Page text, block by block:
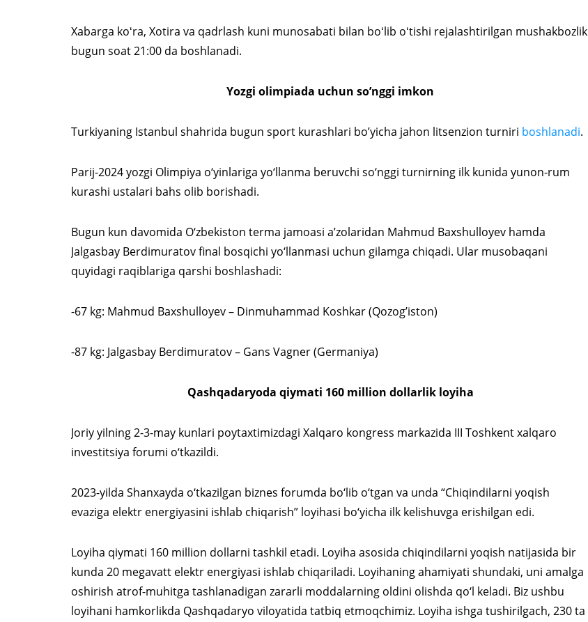
Xabarga koʻra, Xotira va qadrlash kuni munosabati bilan boʻlib oʻtishi rejalashtirilgan mushakbozlik
bugun soat 21:00 da boshlanadi.
Yozgi olimpiada uchun so’nggi imkon
Turkiyaning Istanbul shahrida bugun sport kurashlari bo’yicha jahon litsenzion turniri boshlanadi.
Parij-2024 yozgi Olimpiya o‘yinlariga yo‘llanma beruvchi so‘nggi turnirning ilk kunida yunon-rum
kurashi ustalari bahs olib borishadi.
Bugun kun davomida O‘zbekiston terma jamoasi a’zolaridan Mahmud Baxshulloyev hamda
Jalgasbay Berdimuratov final bosqichi yo‘llanmasi uchun gilamga chiqadi. Ular musobaqani
quyidagi raqiblariga qarshi boshlashadi:
-67 kg: Mahmud Baxshulloyev – Dinmuhammad Koshkar (Qozog’iston)
-87 kg: Jalgasbay Berdimuratov – Gans Vagner (Germaniya)
Qashqadaryoda qiymati 160 million dollarlik loyiha
Joriy yilning 2-3-may kunlari poytaxtimizdagi Xalqaro kongress markazida III Toshkent xalqaro
investitsiya forumi o‘tkazildi.
2023-yilda Shanxayda o‘tkazilgan biznes forumda bo‘lib o‘tgan va unda “Chiqindilarni yoqish
evaziga elektr energiyasini ishlab chiqarish” loyihasi bo‘yicha ilk kelishuvga erishilgan edi.
Loyiha qiymati 160 million dollarni tashkil etadi. Loyiha asosida chiqindilarni yoqish natijasida bir
kunda 20 megavatt elektr energiyasi ishlab chiqariladi. Loyihaning ahamiyati shundaki, uni amalga
oshirish atrof-muhitga tashlanadigan zararli moddalarning oldini olishda qo‘l keladi. Biz ushbu
loyihani hamkorlikda Qashqadaryo viloyatida tatbiq etmoqchimiz. Loyiha ishga tushirilgach, 230 ta